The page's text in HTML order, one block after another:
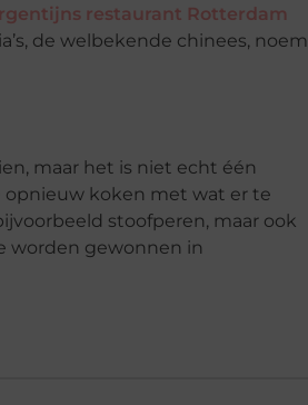
restaurant Rotterdam
de welbekende chinees, noem
maar het is niet echt één
opnieuw koken met wat er te
stoofperen, maar ook
worden gewonnen in